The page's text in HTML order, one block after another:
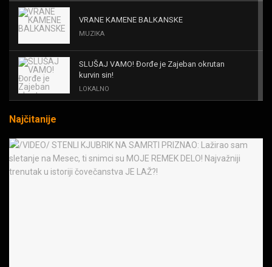
VRANE KAMENE BALKANSKE
MUZIKA
SLUŠAJ VAMO! Đorđe je Zajeban okrutan
kurvin sin!
LOKALNO
Black Sabbath for all us?!
Najčitanije